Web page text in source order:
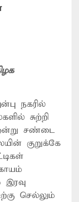
நகரில்
சுற்றி
சண்டை
குறுக்கே
செல்லும்